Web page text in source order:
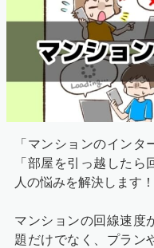
「マンションのインタ
「部屋を引っ越した
人の悩みを解決します！
マンションの回線速度
題だけでなく、プラン